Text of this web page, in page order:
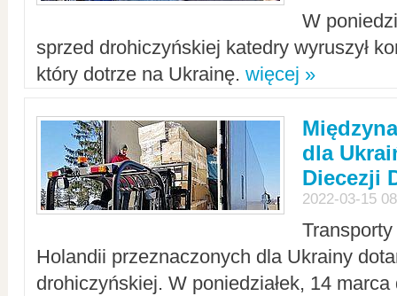
W
sprzed drohiczyńskiej katedry wyruszył
który dotrze na Ukrainę. więcej »
dla
Diecezji
2022-03-15
Holandii przeznaczonych dla Ukrainy
drohiczyńskiej. W poniedziałek, 14